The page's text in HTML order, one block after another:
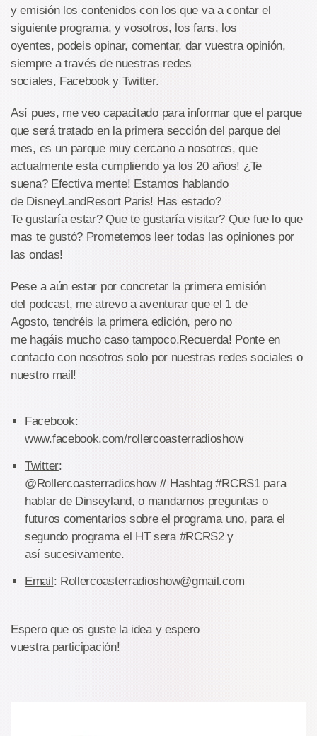
y emisión los contenidos con los que va a contar el
siguiente programa, y vosotros, los fans, los
oyentes, podeis opinar, comentar, dar vuestra opinión,
siempre a través de nuestras redes
sociales, Facebook y Twitter.
Así pues, me veo capacitado para informar que el parque
que será tratado en la primera sección del parque del
mes, es un parque muy cercano a nosotros, que
actualmente esta cumpliendo ya los 20 años! ¿Te
suena? Efectiva mente! Estamos hablando
de DisneyLandResort Paris! Has estado?
Te gustaría estar? Que te gustaría visitar? Que fue lo que
mas te gustó? Prometemos leer todas las opiniones por
las ondas!
Pese a aún estar por concretar la primera emisión
del podcast, me atrevo a aventurar que el 1 de
Agosto, tendréis la primera edición, pero no
me hagáis mucho caso tampoco.Recuerda! Ponte en
contacto con nosotros solo por nuestras redes sociales o
nuestro mail!
Facebook:
www.facebook.com/rollercoasterradioshow
Twitter:
@Rollercoasterradioshow // Hashtag #RCRS1 para
hablar de Dinseyland, o mandarnos preguntas o
futuros comentarios sobre el programa uno, para el
segundo programa el HT sera #RCRS2 y
así sucesivamente.
Email: Rollercoasterradioshow@gmail.com
Espero que os guste la idea y espero
vuestra participación!